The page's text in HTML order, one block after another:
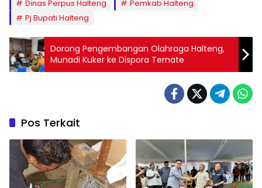
Dinas Perpus Halteng
Pemkab Halteng
Pj Bupati Halteng
Dorong Pengembangan Olahraga Halteng,
Munadi Kuker ke Dispora Ternate
Pos Terkait